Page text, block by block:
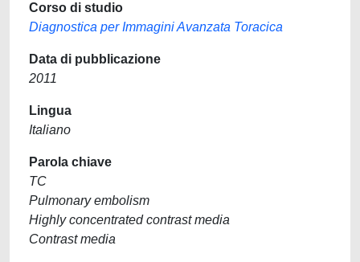
Corso di studio
Diagnostica per Immagini Avanzata Toracica
Data di pubblicazione
2011
Lingua
Italiano
Parola chiave
TC
Pulmonary embolism
Highly concentrated contrast media
Contrast media